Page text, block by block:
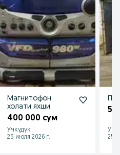
Магнитофон
холати яхши
400 000 сум
Учкудук
25 июля 2026 г.
50
25